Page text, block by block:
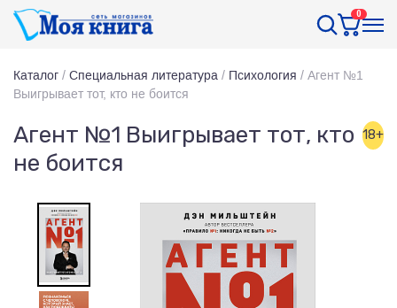
0
Каталог / Специальная литература / Психология / Агент №1
Выигрывает тот, кто не боится
Агент №1 Выигрывает тот, кто
не боится
18+